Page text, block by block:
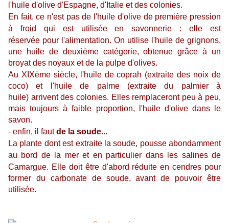
l'huile d'olive d'Espagne, d'Italie et des colonies.
En fait, ce n'est pas de l'huile d'olive de première pression
à froid qui est utilisée en savonnerie : elle est
réservée pour l'alimentation. On utilise l'huile de grignons,
une
huile de deuxième catégorie, obtenue grâce à un
broyat des noyaux et de la pulpe d'olives.
Au XIXème siècle,
l'huile de coprah (extraite des noix de
coco) et l'huile de palme (extraite du palmier à
huile) arrivent des colonies. Elles remplaceront peu à peu,
mais toujours à faible proportion, l'huile d'olive dans le
savon.
- enfin, il fautde la soude...
La plante dont est extraite la soude, pousse abondamment
au bord de la mer et en particulier dans les salines de
Camargue. Elle doit être d'abord réduite en cendres pour
former du carbonate de soude, avant de pouvoir être
utilisée.